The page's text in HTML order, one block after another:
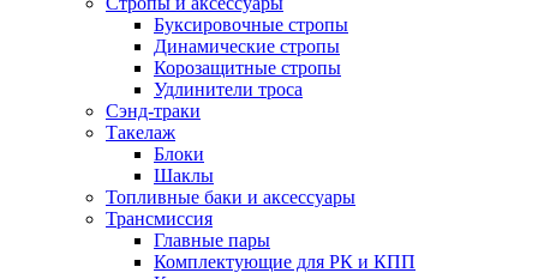
Буксировочные стропы
Динамические стропы
Корозащитные стропы
Удлинители троса
Сэнд-траки
Такелаж
Блоки
Шаклы
Топливные баки и аксессуары
Трансмиссия
Главные пары
Комплектующие для РК и КПП